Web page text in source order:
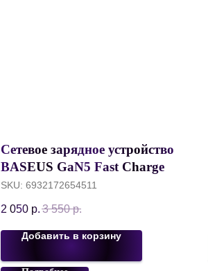
Сетевое зарядное устройство
BASEUS GaN5 Fast Charger
Mini USB-C, PD20W +
Кабель Dynamic Series Type-C
to Type-C 100W, 1 метр,
Белый
SKU: 6932172654511
2 050 р. 3 550 р.
Добавить в корзину